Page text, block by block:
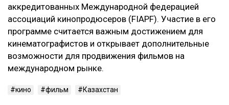
аккредитованных Международной федерацией
ассоциаций кинопродюсеров (FIAPF). Участие в его
программе считается важным достижением для
кинематографистов и открывает дополнительные
возможности для продвижения фильмов на
международном рынке.
кино фильм Казахстан